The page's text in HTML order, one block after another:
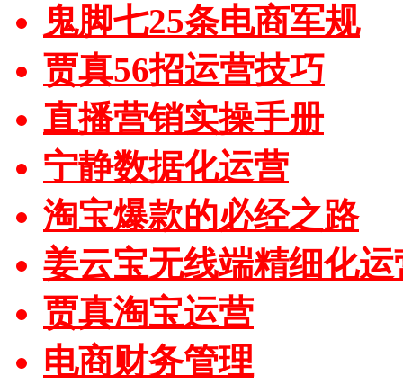
鬼脚七25条电商军规
贾真56招运营技巧
直播营销实操手册
宁静数据化运营
淘宝爆款的必经之路
姜云宝无线端精细化运
贾真淘宝运营
电商财务管理